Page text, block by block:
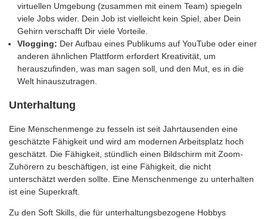
virtuellen Umgebung (zusammen mit einem Team) spiegeln
viele Jobs wider. Dein Job ist vielleicht kein Spiel, aber Dein
Gehirn verschafft Dir viele Vorteile.
Vlogging: Der Aufbau eines Publikums auf YouTube oder einer
anderen ähnlichen Plattform erfordert Kreativität, um
herauszufinden, was man sagen soll, und den Mut, es in die
Welt hinauszutragen.
Unterhaltung
Eine Menschenmenge zu fesseln ist seit Jahrtausenden eine
geschätzte Fähigkeit und wird am modernen Arbeitsplatz hoch
geschätzt. Die Fähigkeit, stündlich einen Bildschirm mit Zoom-
Zuhörern zu beschäftigen, ist eine Fähigkeit, die nicht
unterschätzt werden sollte. Eine Menschenmenge zu unterhalten
ist eine Superkraft.
Zu den Soft Skills, die für unterhaltungsbezogene Hobbys